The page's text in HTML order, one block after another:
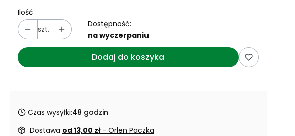
Ilość
szt.
Dostępność:
na wyczerpaniu
Dodaj do koszyka
Czas wysyłki:48 godzin
Dostawa od 13,00 zł - Orlen Paczka